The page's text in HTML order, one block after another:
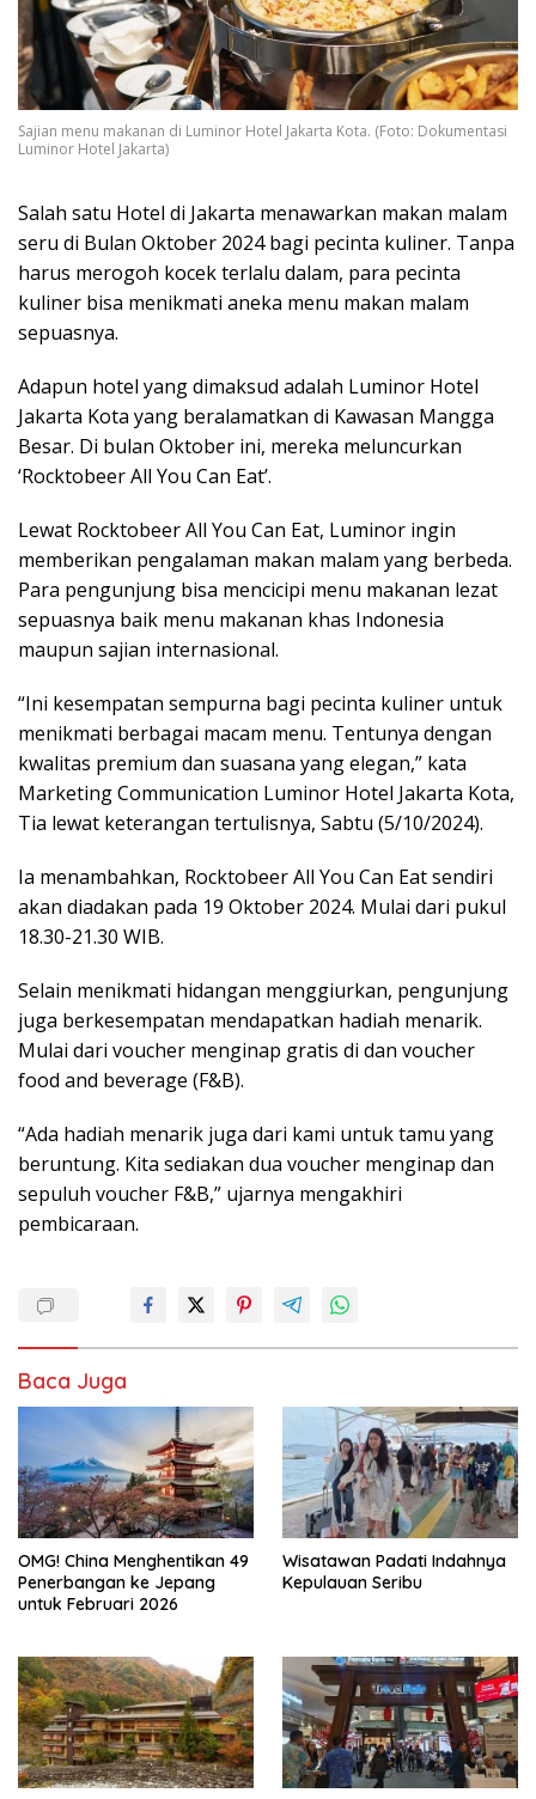
Sajian menu makanan di Luminor Hotel Jakarta Kota. (Foto: Dokumentasi
Luminor Hotel Jakarta)
Salah satu Hotel di Jakarta menawarkan makan malam
seru di Bulan Oktober 2024 bagi pecinta kuliner. Tanpa
harus merogoh kocek terlalu dalam, para pecinta
kuliner bisa menikmati aneka menu makan malam
sepuasnya.
Adapun hotel yang dimaksud adalah Luminor Hotel
Jakarta Kota yang beralamatkan di Kawasan Mangga
Besar. Di bulan Oktober ini, mereka meluncurkan
‘Rocktobeer All You Can Eat’.
Lewat Rocktobeer All You Can Eat, Luminor ingin
memberikan pengalaman makan malam yang berbeda.
Para pengunjung bisa mencicipi menu makanan lezat
sepuasnya baik menu makanan khas Indonesia
maupun sajian internasional.
“Ini kesempatan sempurna bagi pecinta kuliner untuk
menikmati berbagai macam menu. Tentunya dengan
kwalitas premium dan suasana yang elegan,” kata
Marketing Communication Luminor Hotel Jakarta Kota,
Tia lewat keterangan tertulisnya, Sabtu (5/10/2024).
Ia menambahkan, Rocktobeer All You Can Eat sendiri
akan diadakan pada 19 Oktober 2024. Mulai dari pukul
18.30-21.30 WIB.
Selain menikmati hidangan menggiurkan, pengunjung
juga berkesempatan mendapatkan hadiah menarik.
Mulai dari voucher menginap gratis di dan voucher
food and beverage (F&B).
“Ada hadiah menarik juga dari kami untuk tamu yang
beruntung. Kita sediakan dua voucher menginap dan
sepuluh voucher F&B,” ujarnya mengakhiri
pembicaraan.
Baca Juga
OMG! China Menghentikan 49
Penerbangan ke Jepang
untuk Februari 2026
Wisatawan Padati Indahnya
Kepulauan Seribu